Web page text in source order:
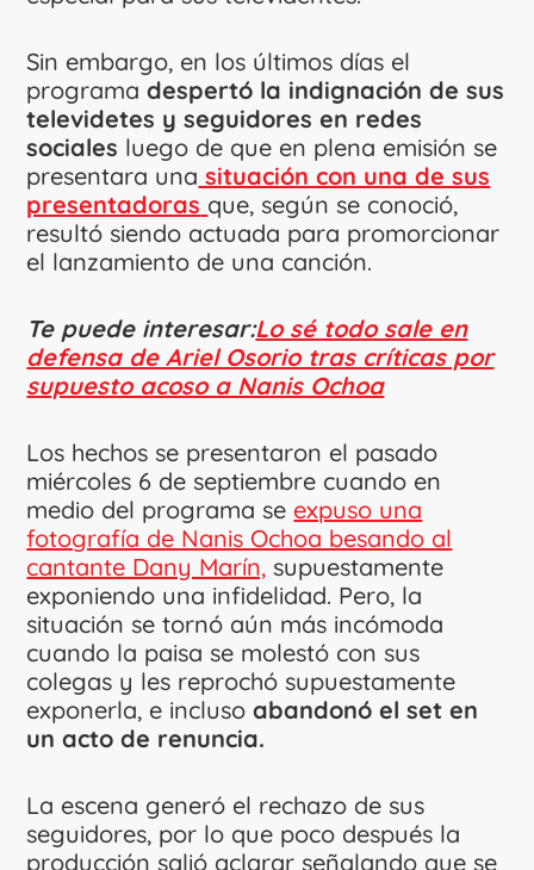
Sin embargo, en los últimos días el
programadespertó la indignación de sus
televidetes y seguidores en redes
sociales luego de que en plena emisión se
presentara una situación con una de sus
presentadoras que, según se conoció,
resultó siendo actuada para promorcionar
el lanzamiento de una canción.
Te puede interesar:Lo sé todo sale en
defensa de Ariel Osorio tras críticas por
supuesto acoso a Nanis Ochoa
Los hechos se presentaron el pasado
miércoles 6 de septiembre cuando en
medio del programa se expuso una
fotografía de Nanis Ochoa besando al
cantante Dany Marín, supuestamente
exponiendo una infidelidad. Pero, la
situación se tornó aún más incómoda
cuando la paisa se molestó con sus
colegas y les reprochó supuestamente
exponerla, e inclusoabandonó el set en
un acto de renuncia.
La escena generó el rechazo de sus
seguidores, por lo que poco después la
producción salió aclarar señalando que se